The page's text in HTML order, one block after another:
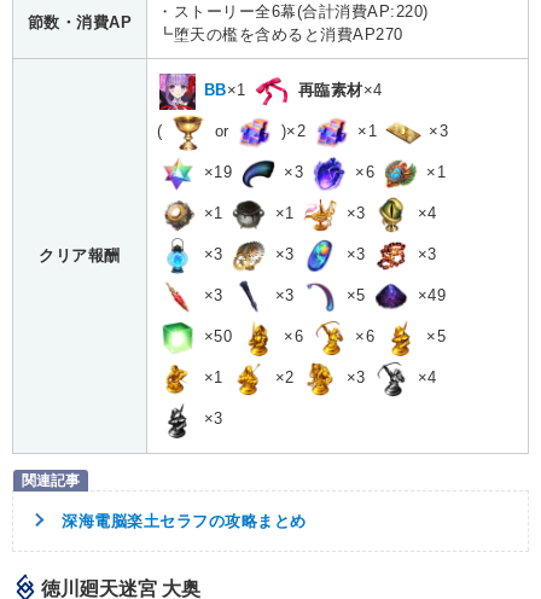
節数・消費AP
・ストーリー全6幕(合計消費AP:220)
┗堕天の檻を含めると消費AP270
クリア報酬
BB×1 再臨素材×4
( or )×2 ×1 ×3
×19 ×3 ×6 ×1
×1 ×1 ×3 ×4
×3 ×3 ×3 ×3
×3 ×3 ×5 ×49
×50 ×6 ×6 ×5
×1 ×2 ×3 ×4
×3
深海電脳楽土セラフの攻略まとめ
徳川廻天迷宮 大奥